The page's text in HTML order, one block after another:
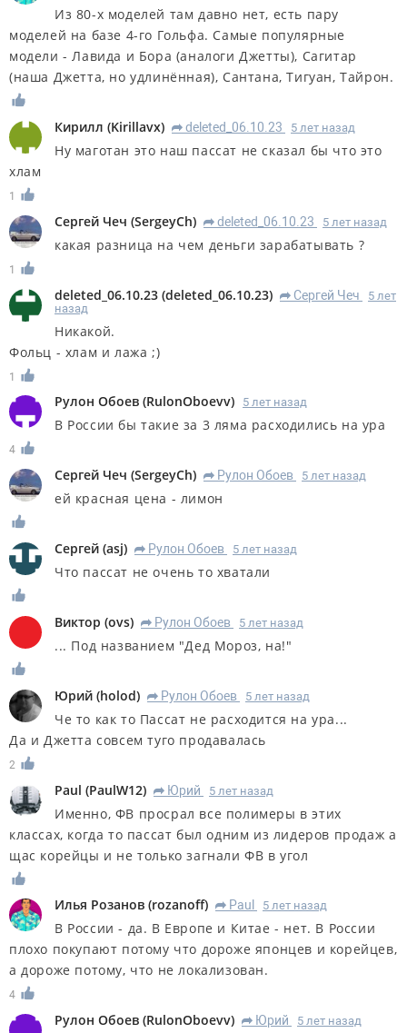
Из 80-х моделей там давно нет, есть пару
моделей на базе 4-го Гольфа. Самые популярные
модели - Лавида и Бора (аналоги Джетты), Сагитар
(наша Джетта, но удлинённая), Сантана, Тигуан, Тайрон.
Кирилл (Kirillavx) R deleted_06.10.23 5 лет назад
Ну маготан это наш пассат не сказал бы что это
хлам
1
Сергей Чеч (SergeyCh) R deleted_06.10.23 5 лет назад
какая разница на чем деньги зарабатывать ?
1
deleted_06.10.23 (deleted_06.10.23) R Сергей Чеч
5 лет
назад
Никакой.
Фольц - хлам и лажа ;)
1
Рулон Обоев (RulonOboevv) 5 лет назад
В России бы такие за 3 ляма расходились на ура
4
Сергей Чеч (SergeyCh) R Рулон Обоев 5 лет назад
ей красная цена - лимон
Сергей (asj) R Рулон Обоев 5 лет назад
Что пассат не очень то хватали
Виктор (ovs) R Рулон Обоев 5 лет назад
... Под названием "Дед Мороз, на!"
Юрий (holod) R Рулон Обоев 5 лет назад
Че то как то Пассат не расходится на ура...
Да и Джетта совсем туго продавалась
2
Paul (PaulW12) R Юрий 5 лет назад
Именно, ФВ просрал все полимеры в этих
классах, когда то пассат был одним из лидеров продаж а
щас корейцы и не только загнали ФВ в угол
Илья Розанов (rozanoff) R Paul 5 лет назад
В России - да. В Европе и Китае - нет. В России
плохо покупают потому что дороже японцев и корейцев,
а дороже потому, что не локализован.
4
Рулон Обоев (RulonOboevv) R Юрий 5 лет назад